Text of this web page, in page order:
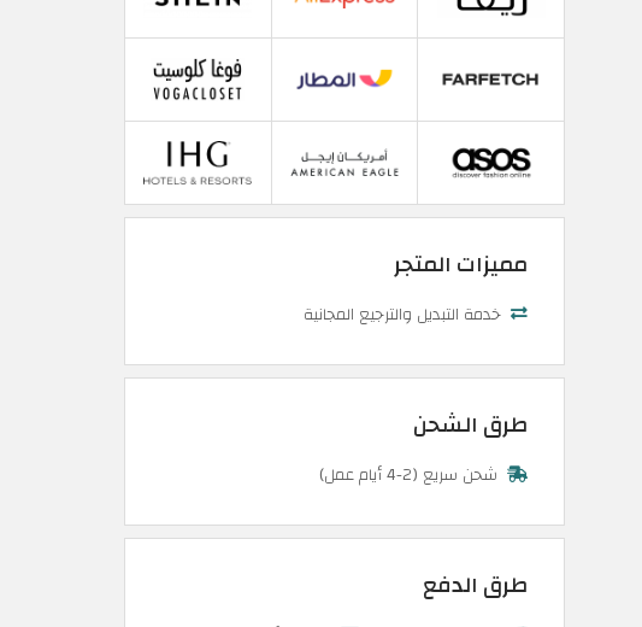
مميزات المتجر
خدمة التبديل والترجيع المجانية
طرق الشحن
شحن سريع (2-4 أيام عمل)
طرق الدفع